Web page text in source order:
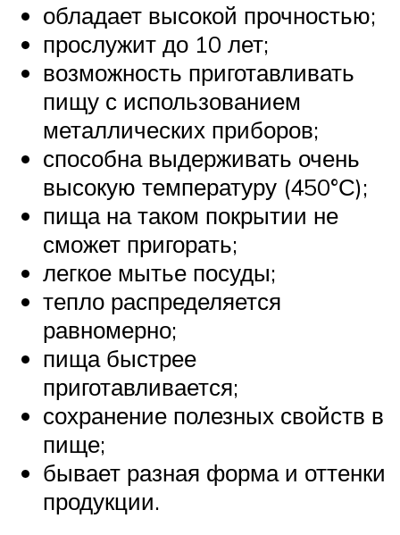
обладает высокой прочностью;
прослужит до 10 лет;
возможность приготавливать
пищу с использованием
металлических приборов;
способна выдерживать очень
высокую температуру (450°С);
пища на таком покрытии не
сможет пригорать;
легкое мытье посуды;
тепло распределяется
равномерно;
пища быстрее
приготавливается;
сохранение полезных свойств в
пище;
бывает разная форма и оттенки
продукции.